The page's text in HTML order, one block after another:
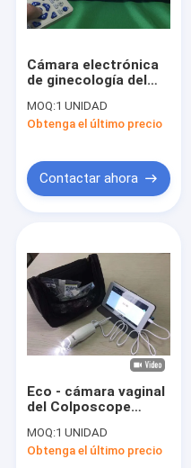
Productos
Sobre nosotros
Viaje de la fábrica
Noticias
Cámara electrónica
de ginecología del
Digitaces de la salida
video por completo
MOQ:1 UNIDAD
Obtenga el último precio
Contactar ahora
Eco - cámara vaginal
del Colposcope
amistoso de
Digitaces/ángulo del
MOQ:1 UNIDAD
Obtenga el último precio